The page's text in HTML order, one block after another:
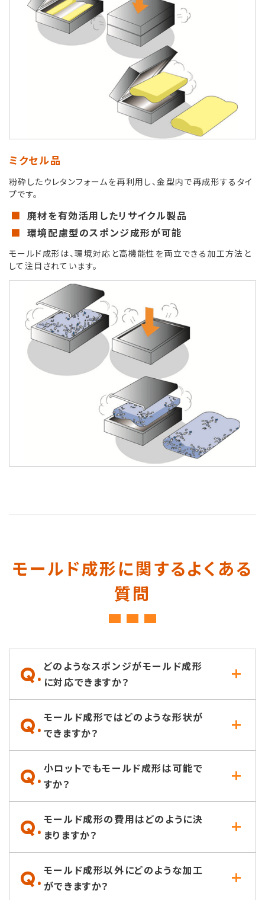
ミクセル品
粉砕したウレタンフォームを再利用し、金型内で再成形するタイ
プです。
廃材を有効活用したリサイクル製品
環境配慮型のスポンジ成形が可能
モールド成形は、環境対応と高機能性を両立できる加工方法と
して注目されています。
モールド成形に関するよくある
質問
Q. どのようなスポンジがモールド成形
に対応できますか？
Q. モールド成形ではどのような形状が
できますか？
Q. 小ロットでもモールド成形は可能で
すか？
Q. モールド成形の費用はどのように決
まりますか？
Q. モールド成形以外にどのような加工
ができますか？